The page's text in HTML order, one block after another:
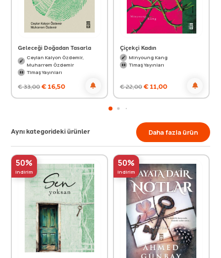
Geleceği Doğadan Tasarla
Ceylan Kalyon Özdemir,
Muharrem Özdemir
Timaş Yayınları
€33,00€16,50
Çiçekçi Kadın
Minyoung Kang
Timaş Yayınları
€22,00€11,00
Aynı kategorideki ürünler Daha fazla ürün
50%
indirim
50%
indirim